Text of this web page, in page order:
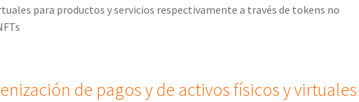
para productos y servicios respectivamente a través de tokens no
de pagos y de activos físicos y virtuales